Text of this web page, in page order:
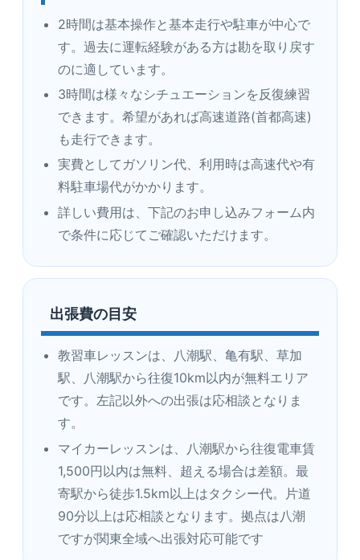
2時間は基本操作と基本走行や駐車が中心で
す。過去に運転経験がある方は勘を取り戻す
のに適しています。
3時間は様々なシチュエーションを反復練習
できます。希望があれば高速道路(首都高速)
も走行できます。
実費としてガソリン代、利用時は高速代や有
料駐車場代がかかります。
詳しい費用は、下記のお申し込みフォーム内
で条件に応じてご確認いただけます。
出張費の目安
教習車レッスンは、八潮駅、亀有駅、草加
駅、八潮駅から往復10km以内が無料エリア
です。左記以外への出張は応相談となりま
す。
マイカーレッスンは、八潮駅から往復電車賃
1,500円以内は無料、超える場合は差額。最
寄駅から徒歩1.5km以上はタクシー代。片道
90分以上は応相談となります。拠点は八潮
ですが関東全域へ出張対応可能です